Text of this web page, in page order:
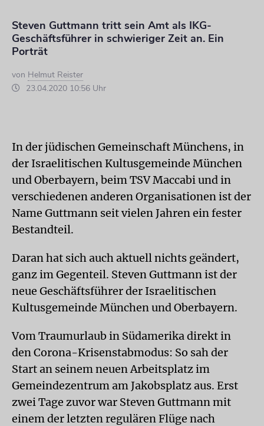
Steven Guttmann tritt sein Amt als IKG-
Geschäftsführer in schwieriger Zeit an. Ein
Porträt
von Helmut Reister
23.04.2020 10:56 Uhr
In der jüdischen Gemeinschaft Münchens, in
der Israelitischen Kultusgemeinde München
und Oberbayern, beim TSV Maccabi und in
verschiedenen anderen Organisationen ist der
Name Guttmann seit vielen Jahren ein fester
Bestandteil.
Daran hat sich auch aktuell nichts geändert,
ganz im Gegenteil. Steven Guttmann ist der
neue Geschäftsführer der Israelitischen
Kultusgemeinde München und Oberbayern.
Vom Traumurlaub in Südamerika direkt in
den Corona-Krisenstabmodus: So sah der
Start an seinem neuen Arbeitsplatz im
Gemeindezentrum am Jakobsplatz aus. Erst
zwei Tage zuvor war Steven Guttmann mit
einem der letzten regulären Flüge nach